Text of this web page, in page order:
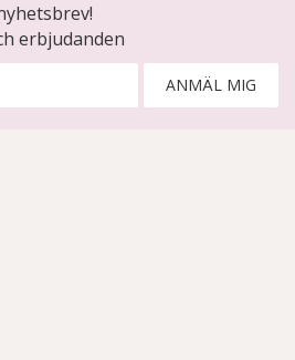
erbjudanden
ANMÄL MIG